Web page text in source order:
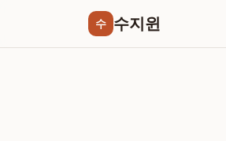
수 수지윈